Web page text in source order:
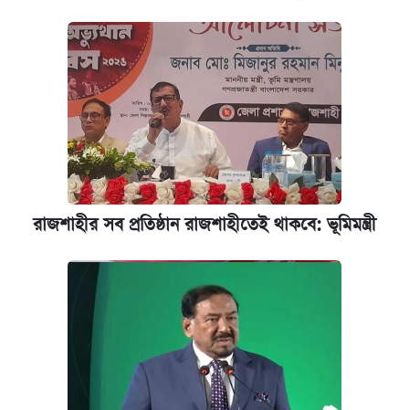
রাজশাহীর সব প্রতিষ্ঠান রাজশাহীতেই থাকবে: ভূমিমন্ত্রী